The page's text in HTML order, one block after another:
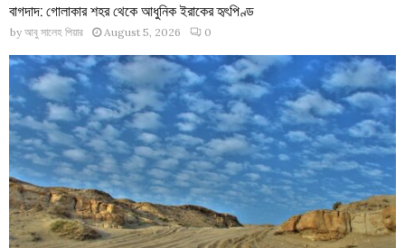
বাগদাদ: গোলাকার শহর থেকে আধুনিক ইরাকের হৃৎপিণ্ড
by আবু সালেহ পিয়ার August 5, 2026 0